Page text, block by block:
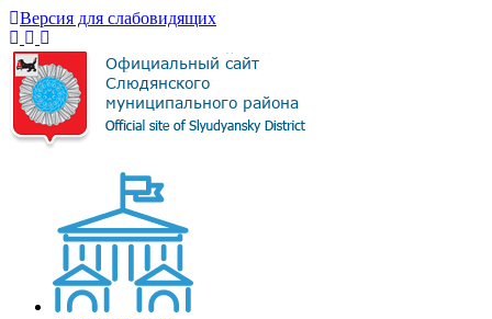
Версия для слабовидящих